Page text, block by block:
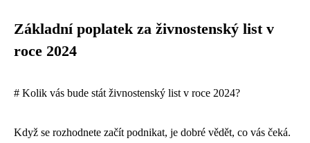
Základní poplatek za živnostenský list v
roce 2024
# Kolik vás bude stát živnostenský list v roce 2024?
Když se rozhodnete začít podnikat, je dobré vědět, co vás čeká.